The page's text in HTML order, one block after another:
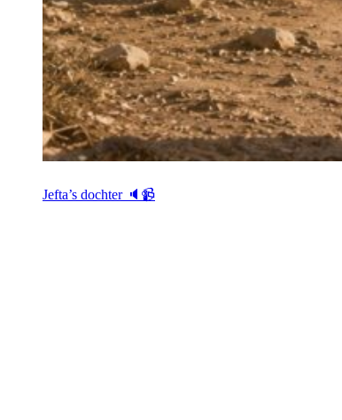
Jefta’s dochter 🔈📹